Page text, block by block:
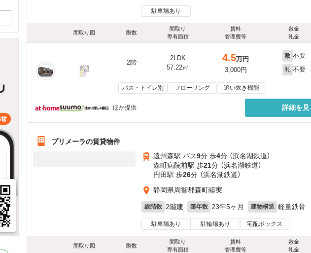
駐車場あり
間取り図 階数
間取り
専有面積
賃料
管理費等
敷金
礼金
2階
2LDK
57.22㎡
4.5万円
3,000円
敷 不要
礼 不要
バス・トイレ別 フローリング 追い炊き機能
ほか提供 詳細を見
プリメーラの賃貸物件
遠州森駅 バス9分 歩4分 （浜名湖鉄道）
森町病院前駅 歩21分 （浜名湖鉄道）
円田駅 歩26分 （浜名湖鉄道）
静岡県周智郡森町睦実
総階数 2階建 築年数 23年5ヶ月 建物構造 軽量鉄骨
駐車場あり 駐輪場あり 宅配ボックス
間取り図 階数
間取り
専有面積
賃料
管理費等
敷金
礼金